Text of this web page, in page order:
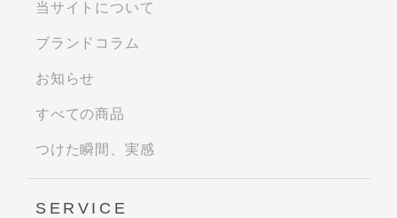
当サイトについて
ブランドコラム
お知らせ
すべての商品
つけた瞬間、実感
SERVICE